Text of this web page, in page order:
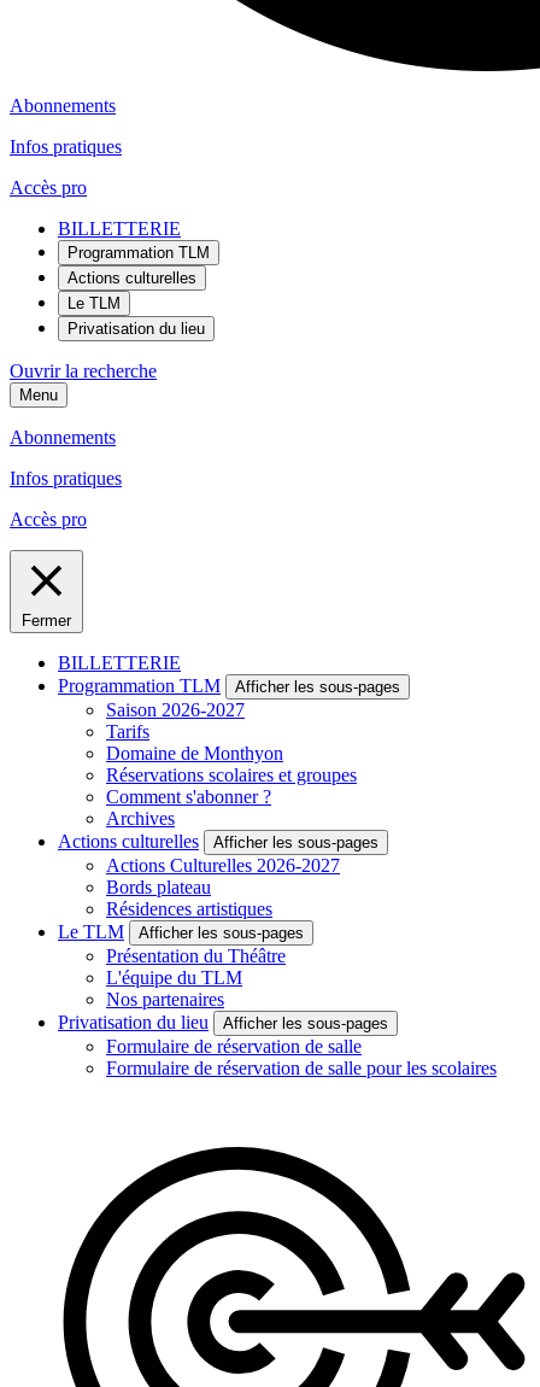
Abonnements
Infos pratiques
Accès pro
BILLETTERIE
Programmation TLM
Actions culturelles
Le TLM
Privatisation du lieu
Ouvrir la recherche
Menu
Abonnements
Infos pratiques
Accès pro
Fermer
BILLETTERIE
Programmation TLM
Afficher les sous-pages
Saison 2026-2027
Tarifs
Domaine de Monthyon
Réservations scolaires et groupes
Comment s'abonner ?
Archives
Actions culturelles
Afficher les sous-pages
Actions Culturelles 2026-2027
Bords plateau
Résidences artistiques
Le TLM
Afficher les sous-pages
Présentation du Théâtre
L'équipe du TLM
Nos partenaires
Privatisation du lieu
Afficher les sous-pages
Formulaire de réservation de salle
Formulaire de réservation de salle pour les scolaires